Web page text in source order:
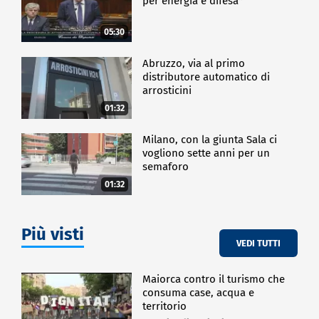
05:30
01:32
Abruzzo, via al primo
distributore automatico di
arrosticini
01:32
Milano, con la giunta Sala ci
vogliono sette anni per un
semaforo
Più visti VEDI TUTTI
Maiorca contro il turismo che
consuma case, acqua e
territorio